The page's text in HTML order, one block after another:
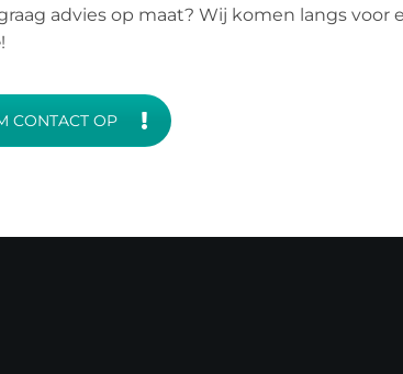
advies op maat? Wij komen langs voor
!
CONTACT OP